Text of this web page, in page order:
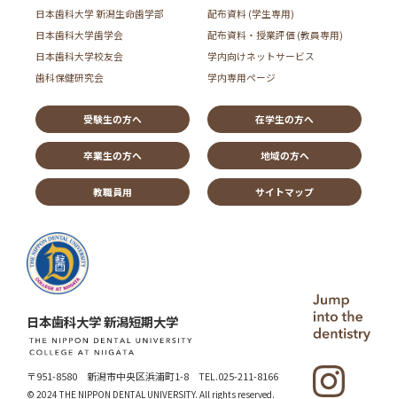
日本歯科大学 新潟生命歯学部
日本歯科大学歯学会
日本歯科大学校友会
歯科保健研究会
配布資料 (学生専用)
配布資料・授業評価 (教員専用)
学内向けネットサービス
学内専用ページ
受験生の方へ 在学生の方へ
卒業生の方へ 地域の方へ
教職員用 サイトマップ
日本歯科大学 新潟短期大学
〒951-8580 新潟市中央区浜浦町1-8 TEL.025-211-8166
© 2024 THE NIPPON DENTAL UNIVERSITY. All rights reserved.